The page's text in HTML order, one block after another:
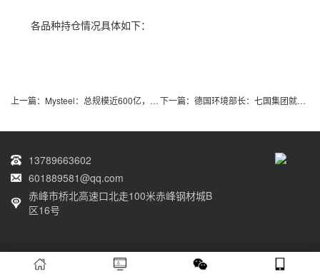
各品种持仓情况具体如下：
上一篇： Mysteel：总规模近600亿，39个涉铝项目开始招商 下一篇： 德国环境部长：七国集团就逐步淘汰煤炭发电达成协议
13789663602
601889581@qq.com
赤峰市桥北高速口北走100米赤峰钢材城B
区16号
Copyright © 2022 赤峰力拓物资有限责任公司 All Rights Reserved.
蒙ICP备
2022000199号-1
XML地图